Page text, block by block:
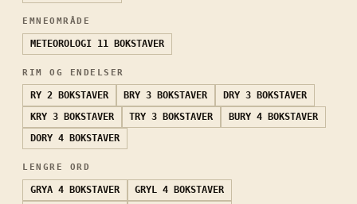
EMNEOMRÅDE
METEOROLOGI 11 BOKSTAVER
RIM OG ENDELSER
RY 2 BOKSTAVER BRY 3 BOKSTAVER DRY 3 BOKSTAVER
KRY 3 BOKSTAVER TRY 3 BOKSTAVER BURY 4 BOKSTAVER
DORY 4 BOKSTAVER
LENGRE ORD
GRYA 4 BOKSTAVER GRYL 4 BOKSTAVER